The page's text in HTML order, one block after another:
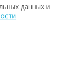
данных и